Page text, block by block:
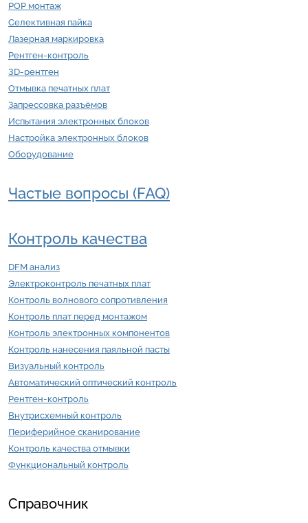
POP монтаж
Селективная пайка
Лазерная маркировка
Рентген-контроль
3D-рентген
Отмывка печатных плат
Запрессовка разъёмов
Испытания электронных блоков
Настройка электронных блоков
Оборудование
Частые вопросы (FAQ)
Контроль качества
DFM анализ
Электроконтроль печатных плат
Контроль волнового сопротивления
Контроль плат перед монтажом
Контроль электронных компонентов
Контроль нанесения паяльной пасты
Визуальный контроль
Автоматический оптический контроль
Рентген-контроль
Внутрисхемный контроль
Периферийное сканирование
Контроль качества отмывки
Функциональный контроль
Справочник